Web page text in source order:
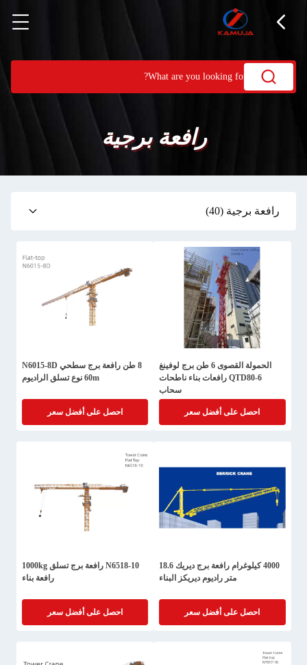
رافعة برجية
رافعة برجية (40)
الحمولة القصوى 6 طن برج لوفينغ
QTD80-6 رافعات بناء ناطحات
سحاب
احصل على أفضل سعر
8 طن رافعة برج سطحي N6015-8D
60m نوع تسلق الراديوم
احصل على أفضل سعر
4000 كيلوغرام رافعة برج ديريك 18.6
متر راديوم ديريكز البناء
احصل على أفضل سعر
N6518-10 رافعة برج تسلق 1000kg
رافعة بناء
احصل على أفضل سعر